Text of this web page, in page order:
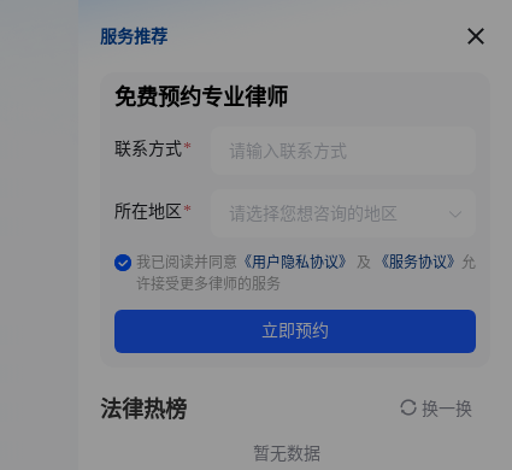
服务推荐
服务推荐
免费预约专业律师
联系方式
所在地区
我已阅读并同意 《用户隐私协议》 及 《服务协议》 允
许接受更多律师的服务
立即预约
法律热榜 换一换
暂无数据